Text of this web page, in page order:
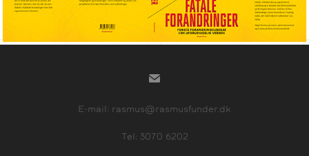
E-mail: rasmus@rasmusfunder.dk
Tel: 3070 6202